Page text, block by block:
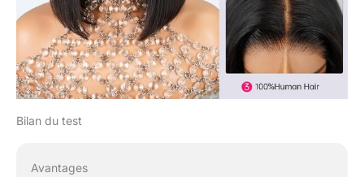
Bilan du test
Avantages